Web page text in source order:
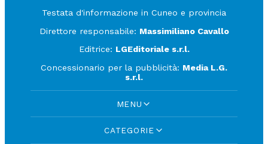
Testata d'informazione in Cuneo e provincia
Direttore responsabile: Massimiliano Cavallo
Editrice: LGEditoriale s.r.l.
Concessionario per la pubblicità: Media L.G.
s.r.l.
MENU
CATEGORIE